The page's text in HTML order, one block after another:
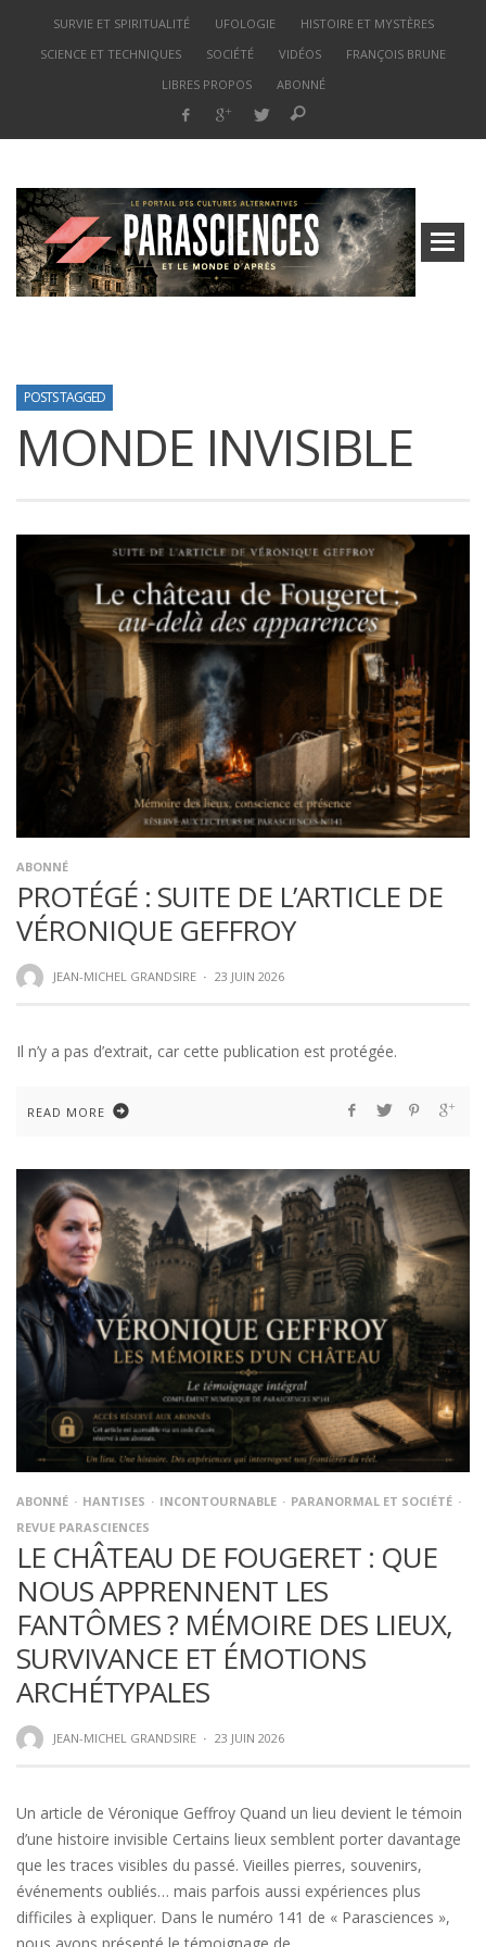
SURVIE ET SPIRITUALITÉ UFOLOGIE
HISTOIRE ET MYSTÈRES
SCIENCE ET TECHNIQUES
SOCIÉTÉ VIDÉOS
FRANÇOIS BRUNE
LIBRES PROPOS
ABONNÉ
POSTS TAGGED
MONDE INVISIBLE
ABONNÉ
PROTÉGÉ : SUITE DE L’ARTICLE DE
VÉRONIQUE GEFFROY
JEAN-MICHEL GRANDSIRE · 23 JUIN 2026
Il n’y a pas d’extrait, car cette publication est protégée.
READ MORE
ABONNÉ HANTISES INCONTOURNABLE
PARANORMAL ET SOCIÉTÉ
REVUE PARASCIENCES
LE CHÂTEAU DE FOUGERET : QUE
NOUS APPRENNENT LES
FANTÔMES ? MÉMOIRE DES LIEUX,
SURVIVANCE ET ÉMOTIONS
ARCHÉTYPALES
JEAN-MICHEL GRANDSIRE · 23 JUIN 2026
Un article de Véronique Geffroy Quand un lieu devient le témoin
d’une histoire invisible Certains lieux semblent porter davantage
que les traces visibles du passé. Vieilles pierres, souvenirs,
événements oubliés… mais parfois aussi expériences plus
difficiles à expliquer. Dans le numéro 141 de « Parasciences »,